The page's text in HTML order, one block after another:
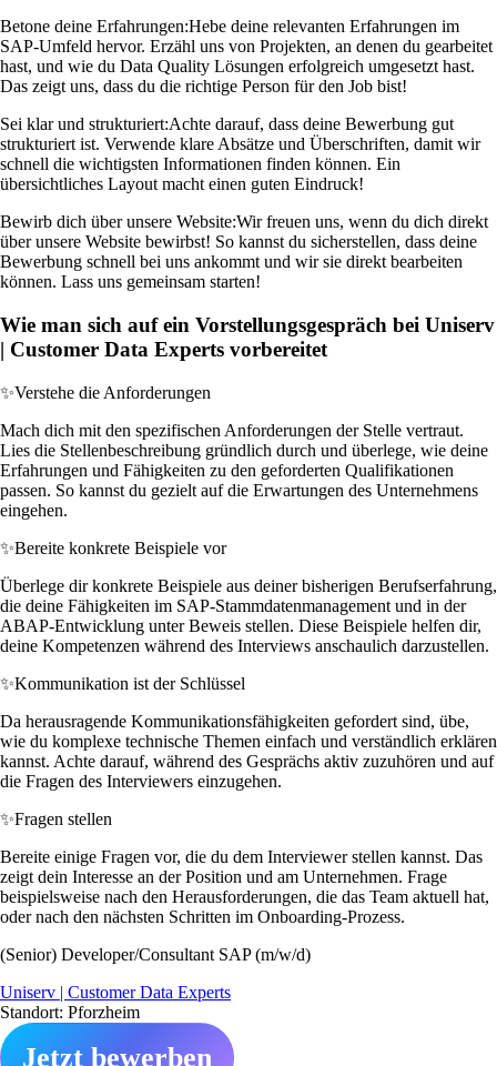
Betone deine Erfahrungen:Hebe deine relevanten Erfahrungen im
SAP-Umfeld hervor. Erzähl uns von Projekten, an denen du gearbeitet
hast, und wie du Data Quality Lösungen erfolgreich umgesetzt hast.
Das zeigt uns, dass du die richtige Person für den Job bist!
Sei klar und strukturiert:Achte darauf, dass deine Bewerbung gut
strukturiert ist. Verwende klare Absätze und Überschriften, damit wir
schnell die wichtigsten Informationen finden können. Ein
übersichtliches Layout macht einen guten Eindruck!
Bewirb dich über unsere Website:Wir freuen uns, wenn du dich direkt
über unsere Website bewirbst! So kannst du sicherstellen, dass deine
Bewerbung schnell bei uns ankommt und wir sie direkt bearbeiten
können. Lass uns gemeinsam starten!
Wie man sich auf ein Vorstellungsgespräch bei Uniserv
| Customer Data Experts vorbereitet
✨Verstehe die Anforderungen
Mach dich mit den spezifischen Anforderungen der Stelle vertraut.
Lies die Stellenbeschreibung gründlich durch und überlege, wie deine
Erfahrungen und Fähigkeiten zu den geforderten Qualifikationen
passen. So kannst du gezielt auf die Erwartungen des Unternehmens
eingehen.
✨Bereite konkrete Beispiele vor
Überlege dir konkrete Beispiele aus deiner bisherigen Berufserfahrung,
die deine Fähigkeiten im SAP-Stammdatenmanagement und in der
ABAP-Entwicklung unter Beweis stellen. Diese Beispiele helfen dir,
deine Kompetenzen während des Interviews anschaulich darzustellen.
✨Kommunikation ist der Schlüssel
Da herausragende Kommunikationsfähigkeiten gefordert sind, übe,
wie du komplexe technische Themen einfach und verständlich erklären
kannst. Achte darauf, während des Gesprächs aktiv zuzuhören und auf
die Fragen des Interviewers einzugehen.
✨Fragen stellen
Bereite einige Fragen vor, die du dem Interviewer stellen kannst. Das
zeigt dein Interesse an der Position und am Unternehmen. Frage
beispielsweise nach den Herausforderungen, die das Team aktuell hat,
oder nach den nächsten Schritten im Onboarding-Prozess.
(Senior) Developer/Consultant SAP (m/w/d)
Uniserv | Customer Data Experts
Standort: Pforzheim
Jetzt bewerben